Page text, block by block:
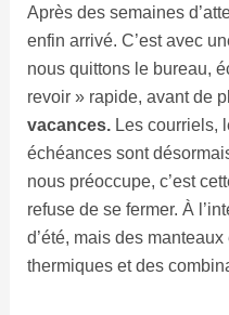
Après des semaines
enfin arrivé. C’est avec
nous quittons le bureau,
revoir » rapide, avant de
vacances.Les courriels,
échéances sont
nous préoccupe, c’est
refuse de se fermer. À
d’été, mais des
thermiques et des